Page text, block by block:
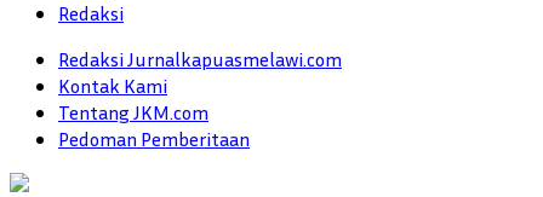
Redaksi
Redaksi Jurnalkapuasmelawi.com
Kontak Kami
Tentang JKM.com
Pedoman Pemberitaan